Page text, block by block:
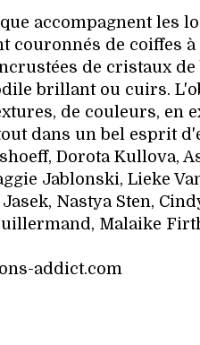
accompagnent les
couronnés de coiffes
de cristaux de
brillant ou cuirs.
de couleurs, en
dans un bel esprit
Dorota Kullova,
Jablonski, Lieke
Nastya Sten,
Malaike
addict.com